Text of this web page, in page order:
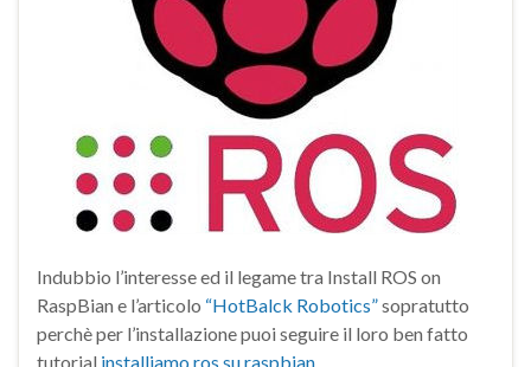
Indubbio l’interesse ed il legame tra Install ROS on
RaspBian e l’articolo “HotBalck Robotics”sopratutto
perchè per l’installazione puoi seguire il loro ben fatto
tutorial installiamo ros su raspbian